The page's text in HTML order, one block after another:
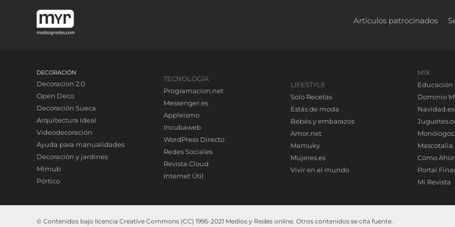
Artículos patrocinados
DECORACIÓN
Decoracion 2.0
Open Deco
Decoración Sueca
Arquitectura Ideal
Videodecoración
Ayuda para manualidades
Decoración y jardines
Mimub
Pórtico
TECNOLOGÍA
Programacion.net
Messenger.es
Appleismo
Incubaweb
WordPress Directo
Redes Sociales
Revista Cloud
Internet Útil
LIFESTYLE
Solo Recetas
Estás de moda
Bebés y embarazos
Amor.net
Mamuky
Mujeres.es
Vivir en el mundo
MIX
Educación
Dominio
Navidad.es
Monólogos
Mascotalia
Cómo
Portal
Mi Revista
© Contenidos bajo licencia Creative Commons (CC) 1995-2021 Medios y Redes online. Otros contenidos se cita fuente.